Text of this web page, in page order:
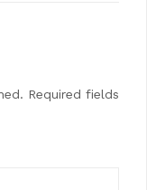
Required fields